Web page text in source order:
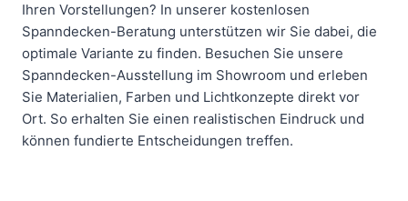
Ihren Vorstellungen? In unserer kostenlosen
Spanndecken-Beratung unterstützen wir Sie dabei, die
optimale Variante zu finden. Besuchen Sie unsere
Spanndecken-Ausstellung im Showroom und erleben
Sie Materialien, Farben und Lichtkonzepte direkt vor
Ort. So erhalten Sie einen realistischen Eindruck und
können fundierte Entscheidungen treffen.